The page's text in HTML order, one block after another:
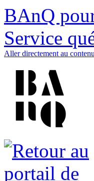
BAnQ
Service
Aller directement au